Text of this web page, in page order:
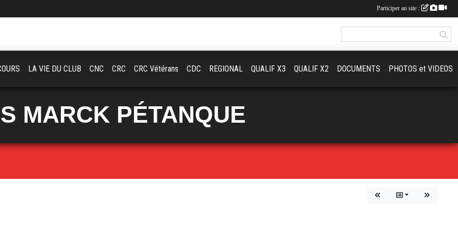
MARCK PÉTANQUE
LA VIE DU CLUB CNC CRC CRC Vétérans CDC REGIONAL QUALIF X3 QUALIF X2 DOCUMENTS PHOTOS et VIDEOS
Participer au site :